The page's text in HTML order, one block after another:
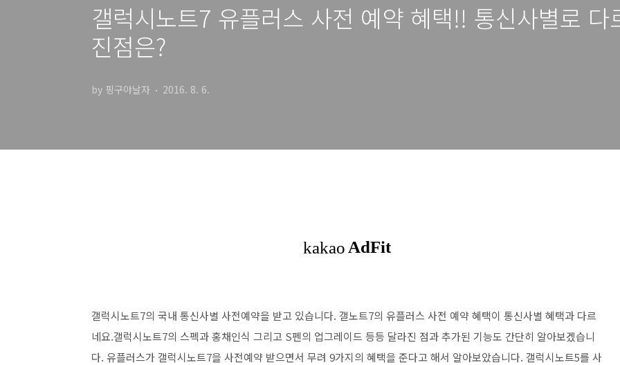
갤럭시노트7 유플러스 사전 예약 혜택!! 통신사별로
진점은?
by 핑구야날자 2016. 8. 6.
갤럭시노트7의 국내 통신사별 사전예약을 받고 있습니다. 갤노트7의 유플러스 사전 예약 혜택이 통신사별 혜택과 다르
네요.갤럭시노트7의 스펙과 홍채인식 그리고 S펜의 업그레이드 등등 달라진 점과 추가된 기능도 간단히 알아보겠습니
다. 유플러스가 갤럭시노트7을 사전예약 받으면서 무려 9가지의 혜택을 준다고 해서 알아보았습니다. 갤럭시노트5를 사